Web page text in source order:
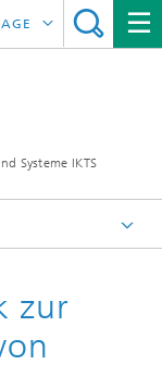
Systeme IKTS
zur